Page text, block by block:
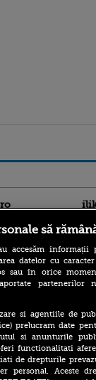
împing în
un nou
trei ani
imaginat
de pe
să
accesăm informații
datelor cu caracter
sau în orice
si agentiile de
prelucram date
si anunturile
functionalitati
de drepturile
personal. Aceste